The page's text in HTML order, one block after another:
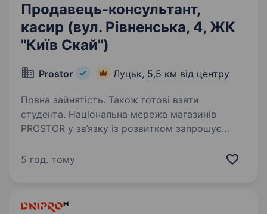
Продавець-консультант,
касир (вул. Рівненська, 4, ЖК
"Київ Скай")
Prostor Луцьк, 5,5 км від центру
Повна зайнятість. Також готові взяти
студента. Національна мережа магазинів
PROSTOR у зв’язку із розвитком запрошує
Луцьк Вимоги: комунікабельність, здатність
5 год. тому